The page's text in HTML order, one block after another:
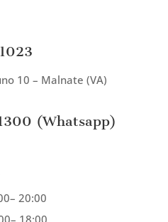
10 – Malnate (VA)
(Whatsapp)
20:00
18:00